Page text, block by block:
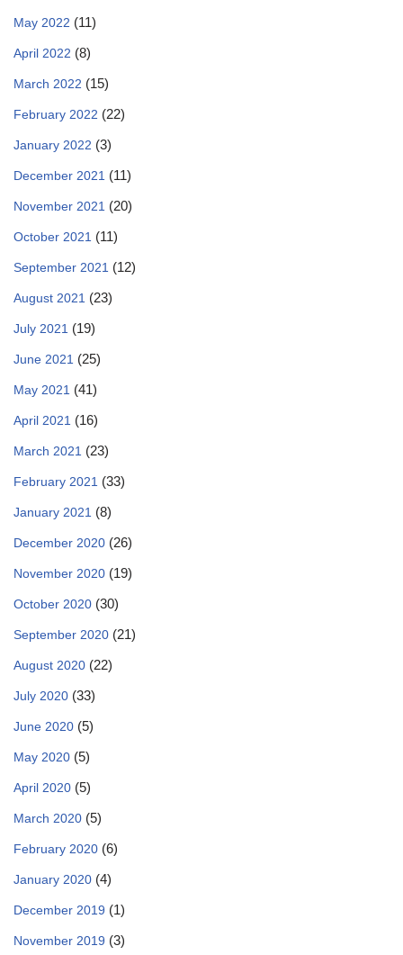
May 2022 (11)
April 2022 (8)
March 2022 (15)
February 2022 (22)
January 2022 (3)
December 2021 (11)
November 2021 (20)
October 2021 (11)
September 2021 (12)
August 2021 (23)
July 2021 (19)
June 2021 (25)
May 2021 (41)
April 2021 (16)
March 2021 (23)
February 2021 (33)
January 2021 (8)
December 2020 (26)
November 2020 (19)
October 2020 (30)
September 2020 (21)
August 2020 (22)
July 2020 (33)
June 2020 (5)
May 2020 (5)
April 2020 (5)
March 2020 (5)
February 2020 (6)
January 2020 (4)
December 2019 (1)
November 2019 (3)